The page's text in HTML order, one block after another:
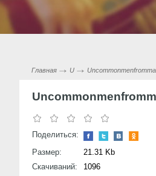
Главная U
Поделиться:
Размер:
21.31 Kb
Скачиваний:
1096